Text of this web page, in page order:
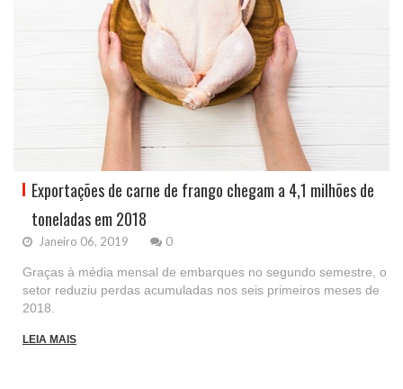
Exportações de carne de frango chegam a 4,1 milhões de
toneladas em 2018
Janeiro 06, 2019 0
Graças à média mensal de embarques no segundo semestre, o
setor reduziu perdas acumuladas nos seis primeiros meses de
2018.
LEIA MAIS